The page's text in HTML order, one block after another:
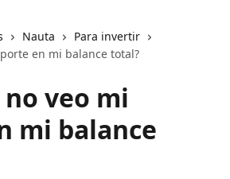
Nauta
Para invertir
en mi balance total?
veo mi
mi balance